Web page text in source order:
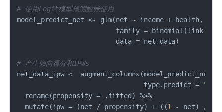
# 使用Logit模型预测蚊帐使用
model_predict_net <- glm(net ~ income + health,
                         family
= binomial (link
                         data
= net_data)
# 产生倾向得分和IPWs
net_data_ipw <- augment_columns (model_predict_net
                                type.predict
=
  rename
(propensity = .fitted )
%>%
  mutate
(ipw = (net / propensity) + ( (1 - net) /